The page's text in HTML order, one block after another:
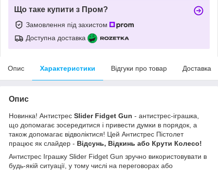
Що таке купити з Пром?
Замовлення під захистом
Доступна доставка
Опис Характеристики Відгуки про товар Доставка
Опис
Новинка! Антистрес Slider Fidget Gun - антистрес-іграшка,
що допомагає зосередитися і привести думки в порядок, а
також допомагає відволіктися! Цей Антистрес Пістолет
працює як слайдер - Відсунь, Відкинь або Крути Колесо!
Антистрес Іграшку Slider Fidget Gun зручно використовувати в
будь-якій ситуації, у тому числі на переговорах або